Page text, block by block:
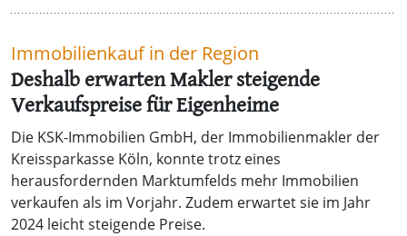
Immobilienkauf in der Region
Deshalb erwarten Makler steigende
Verkaufspreise für Eigenheime
Die KSK-Immobilien GmbH, der Immobilienmakler der
Kreissparkasse Köln, konnte trotz eines
herausfordernden Marktumfelds mehr Immobilien
verkaufen als im Vorjahr. Zudem erwartet sie im Jahr
2024 leicht steigende Preise.